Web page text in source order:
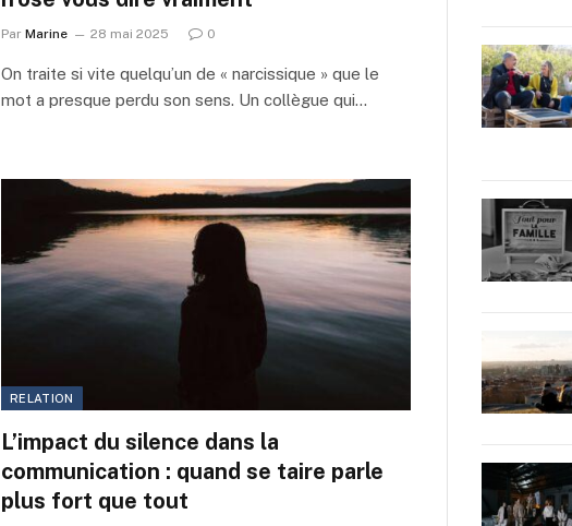
Par Marine 28 mai 2025 0
On traite si vite quelqu’un de « narcissique » que le
mot a presque perdu son sens. Un collègue qui…
RELATION
L’impact du silence dans la
communication : quand se taire parle
plus fort que tout